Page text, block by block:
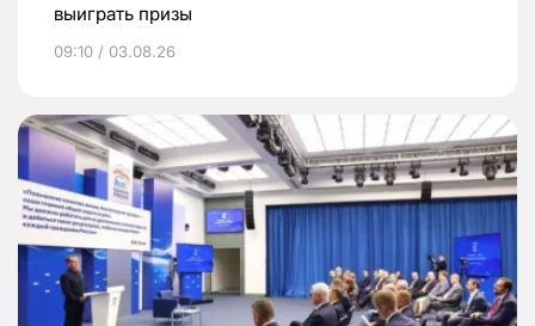
выиграть призы
09:10 / 03.08.26